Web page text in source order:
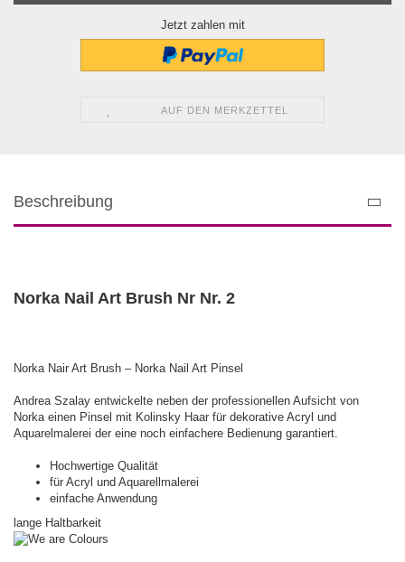
Jetzt zahlen mit
AUF DEN MERKZETTEL
Beschreibung
Norka Nail Art Brush Nr Nr. 2
Norka Nair Art Brush – Norka Nail Art Pinsel
Andrea Szalay entwickelte neben der professionellen Aufsicht von
Norka einen Pinsel mit Kolinsky Haar für dekorative Acryl und
Aquarelmalerei der eine noch einfachere Bedienung garantiert.
Hochwertige Qualität
für Acryl und Aquarellmalerei
einfache Anwendung
lange Haltbarkeit